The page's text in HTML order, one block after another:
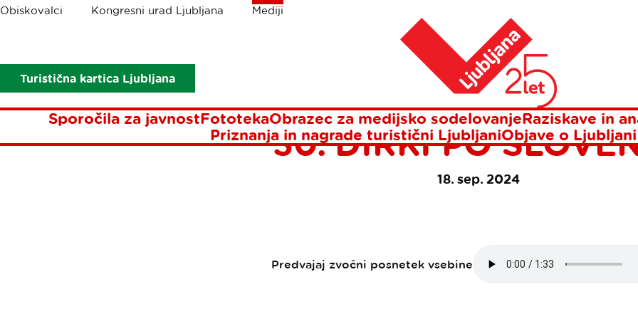
Obiskovalci Kongresni urad Ljubljana Mediji
Turistična kartica Ljubljana
Sporočila za javnostFototekaObrazec za medijsko sodelovanjeRaziskave in
Priznanja in nagrade turistični LjubljaniObjave o
Drobtinice
Ljubljana prejela nagrado za najbolj izvirno destinacijo na 30. dirki po Sloveniji
LJUBLJANA PREJELA
NAJBOLJ IZVIRNO
30. DIRKI PO
18. sep. 2024
Predvajaj zvočni posnetek vsebine